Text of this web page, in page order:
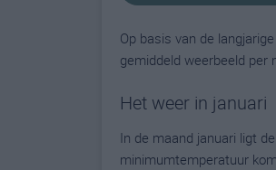
Op basis van de
gemiddeld weerbeeld per
Het weer in januari
In de maand januari ligt
minimumtemperatuur